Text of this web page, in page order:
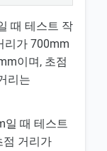
때 테스트 작
리가 700mm
이며, 초점
리는
일 때 테스트
점 거리가